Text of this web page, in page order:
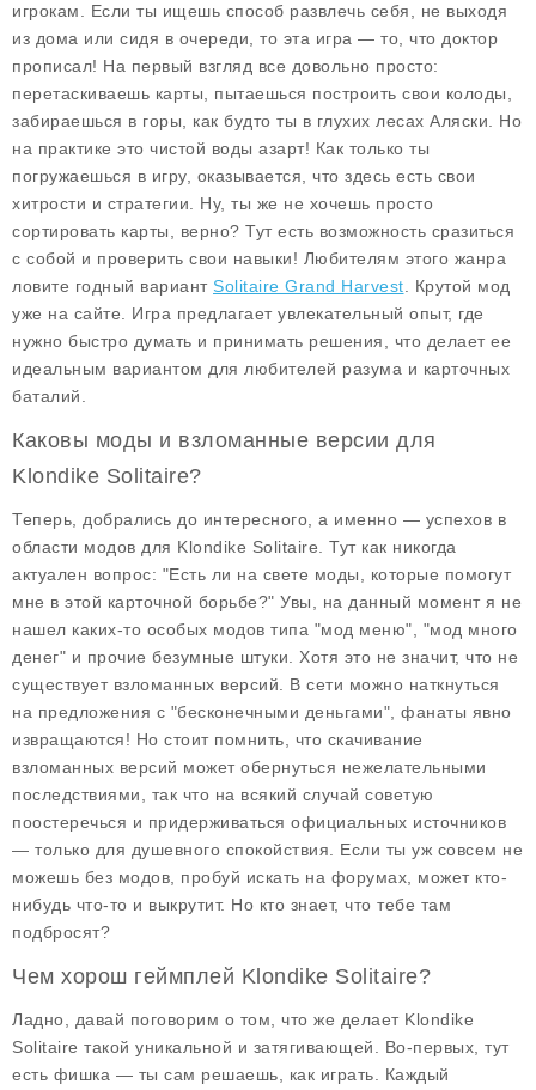
игрокам. Если ты ищешь способ развлечь себя, не выходя
из дома или сидя в очереди, то эта игра — то, что доктор
прописал! На первый взгляд все довольно просто:
перетаскиваешь карты, пытаешься построить свои колоды,
забираешься в горы, как будто ты в глухих лесах Аляски. Но
на практике это чистой воды азарт! Как только ты
погружаешься в игру, оказывается, что здесь есть свои
хитрости и стратегии. Ну, ты же не хочешь просто
сортировать карты, верно? Тут есть возможность сразиться
с собой и проверить свои навыки! Любителям этого жанра
ловите годный вариант Solitaire Grand Harvest . Крутой мод
уже на сайте. Игра предлагает увлекательный опыт, где
нужно быстро думать и принимать решения, что делает ее
идеальным вариантом для любителей разума и карточных
баталий.
Каковы моды и взломанные версии для
Klondike Solitaire?
Теперь, добрались до интересного, а именно — успехов в
области модов для Klondike Solitaire. Тут как никогда
актуален вопрос: "Есть ли на свете моды, которые помогут
мне в этой карточной борьбе?" Увы, на данный момент я не
нашел каких-то особых модов типа "мод меню", "мод много
денег" и прочие безумные штуки. Хотя это не значит, что не
существует взломанных версий. В сети можно наткнуться
на предложения с "бесконечными деньгами", фанаты явно
извращаются! Но стоит помнить, что скачивание
взломанных версий может обернуться нежелательными
последствиями, так что на всякий случай советую
поостеречься и придерживаться официальных источников
— только для душевного спокойствия. Если ты уж совсем не
можешь без модов, пробуй искать на форумах, может кто-
нибудь что-то и выкрутит. Но кто знает, что тебе там
подбросят?
Чем хорош геймплей Klondike Solitaire?
Ладно, давай поговорим о том, что же делает Klondike
Solitaire такой уникальной и затягивающей. Во-первых, тут
есть фишка — ты сам решаешь, как играть. Каждый